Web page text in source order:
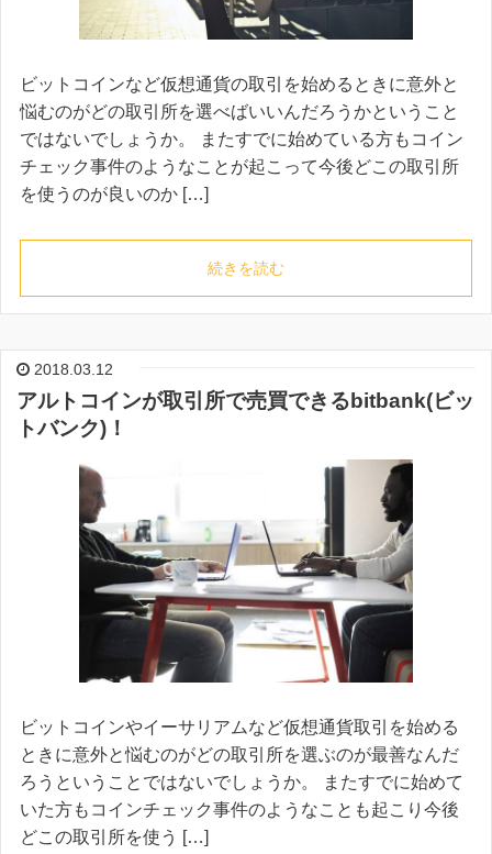
ビットコインなど仮想通貨の取引を始めるときに意外と
悩むのがどの取引所を選べばいいんだろうかということ
ではないでしょうか。 またすでに始めている方もコイン
チェック事件のようなことが起こって今後どこの取引所
を使うのが良いのか […]
続きを読む
2018.03.12
アルトコインが取引所で売買できるbitbank(ビッ
トバンク)！
ビットコインやイーサリアムなど仮想通貨取引を始める
ときに意外と悩むのがどの取引所を選ぶのが最善なんだ
ろうということではないでしょうか。 またすでに始めて
いた方もコインチェック事件のようなことも起こり今後
どこの取引所を使う […]